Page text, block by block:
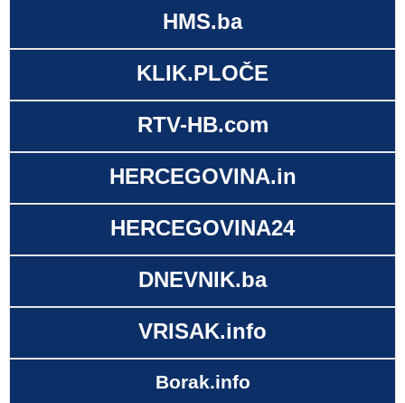
HMS.ba
KLIK.PLOČE
RTV-HB.com
HERCEGOVINA.in
HERCEGOVINA24
DNEVNIK.ba
VRISAK.info
Borak.info